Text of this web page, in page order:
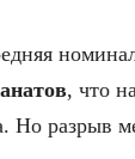
, что
Но разрыв